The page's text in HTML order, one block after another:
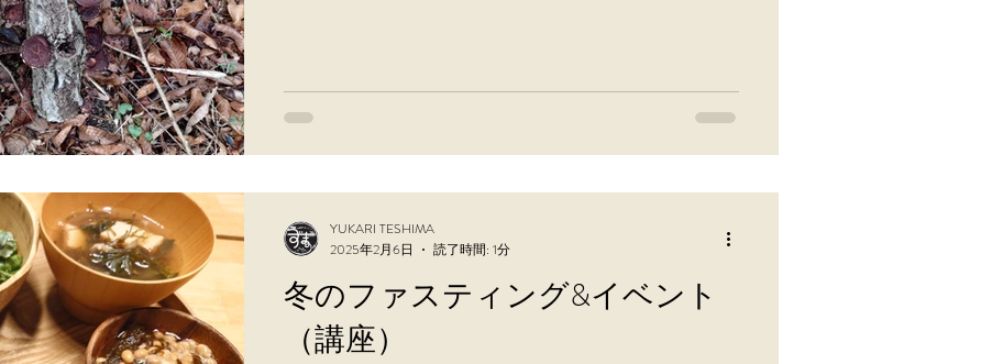
冬のファスティング&イベント
（講座）
YUKARI TESHIMA
2025年2月6日
読了時間: 1分